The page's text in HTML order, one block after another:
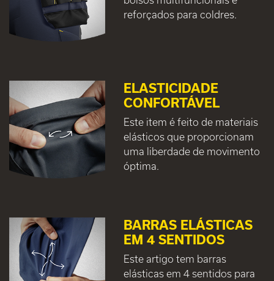
reforçados para coldres.
ELASTICIDADE
CONFORTÁVEL
Este item é feito de materiais
elásticos que proporcionam
uma liberdade de movimento
óptima.
BARRAS ELÁSTICAS
EM 4 SENTIDOS
Este artigo tem barras
elásticas em 4 sentidos para